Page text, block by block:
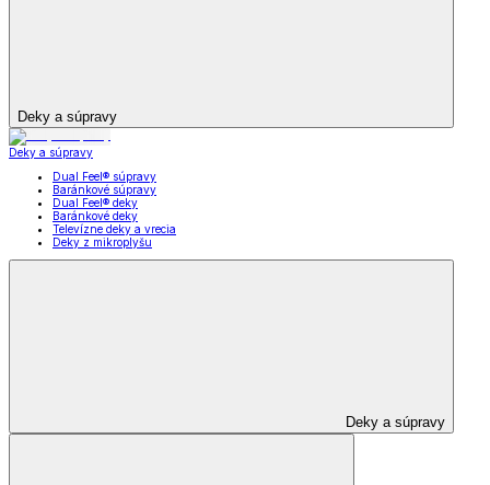
Deky a súpravy
Deky a súpravy
Dual Feel® súpravy
Baránkové súpravy
Dual Feel® deky
Baránkové deky
Televízne deky a vrecia
Deky z mikroplyšu
Deky a súpravy